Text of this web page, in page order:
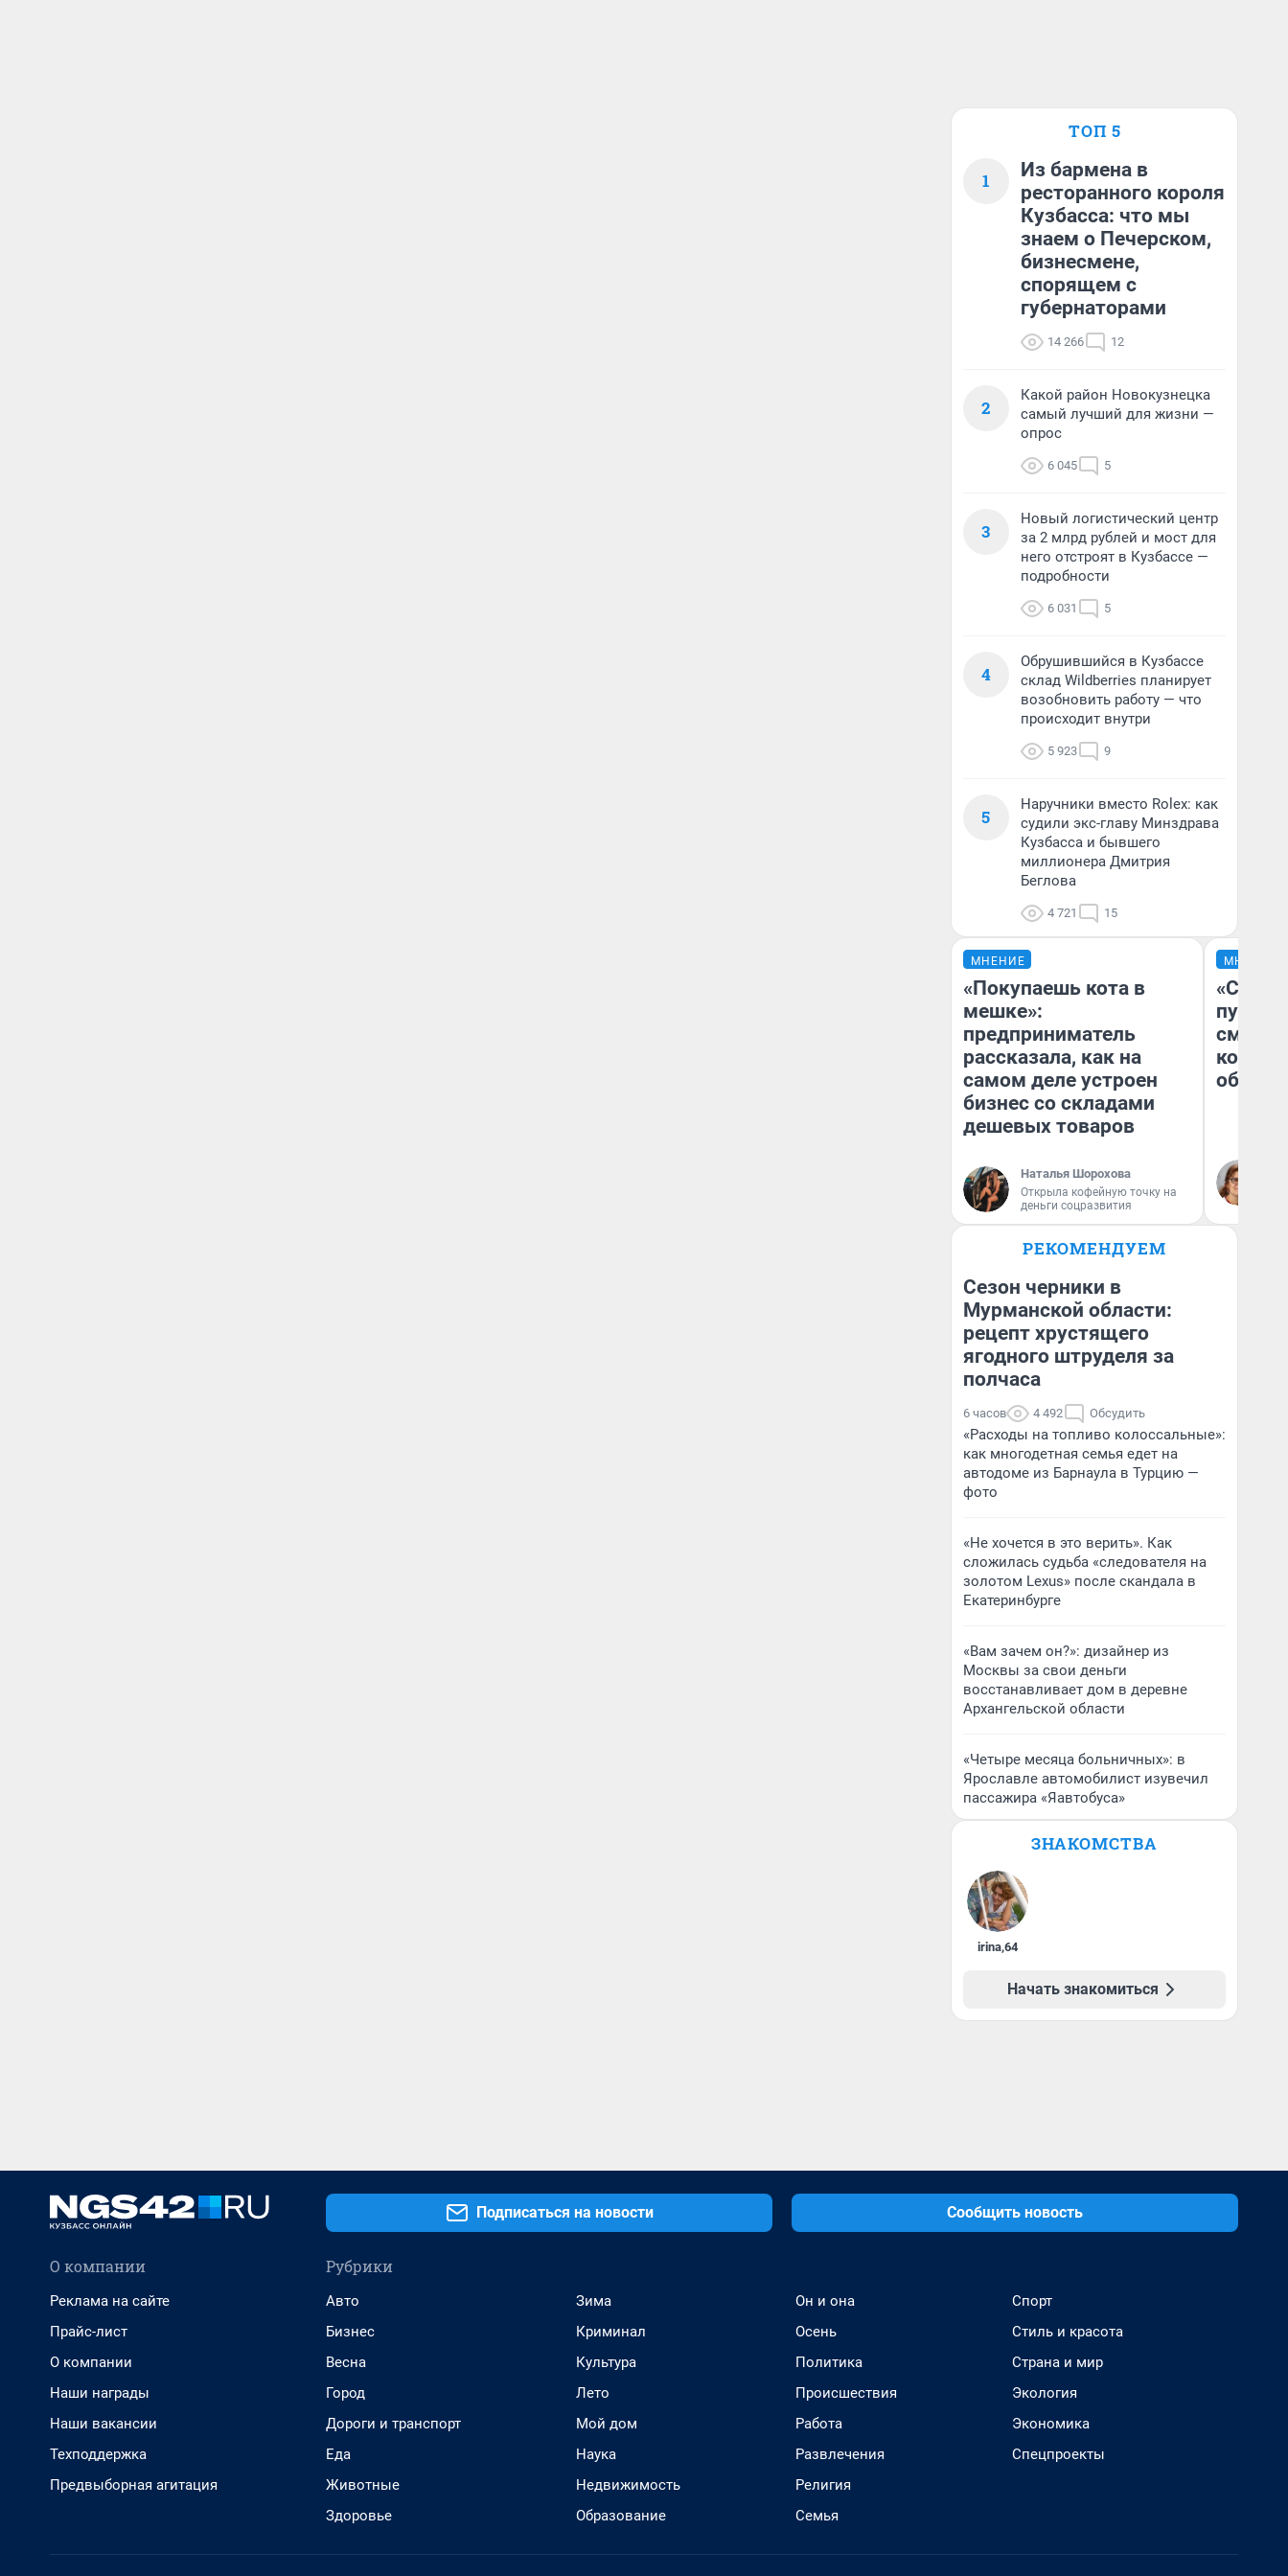
ТОП 5
1
Из бармена в
ресторанного короля
Кузбасса: что мы
знаем о Печерском,
бизнесмене,
спорящем с
губернаторами
14 266 12
2
Какой район Новокузнецка
самый лучший для жизни —
опрос
6 045 5
3
Новый логистический центр
за 2 млрд рублей и мост для
него отстроят в Кузбассе —
подробности
6 031 5
4
Обрушившийся в Кузбассе
склад Wildberries планирует
возобновить работу — что
происходит внутри
5 923 9
5
Наручники вместо Rolex: как
судили экс-главу Минздрава
Кузбасса и бывшего
миллионера Дмитрия
Беглова
4 721 15
МНЕНИЕ
«Покупаешь кота в
мешке»:
предприниматель
рассказала, как на
самом деле устроен
бизнес со складами
дешевых товаров
Наталья Шорохова
Открыла кофейную точку на
деньги соцразвития
МНЕНИЕ
РЕКОМЕНДУЕМ
Сезон черники в
Мурманской области:
рецепт хрустящего
ягодного штруделя за
полчаса
6 часов 4 492 Обсудить
«Расходы на топливо колоссальные»:
как многодетная семья едет на
автодоме из Барнаула в Турцию —
фото
«Не хочется в это верить». Как
сложилась судьба «следователя на
золотом Lexus» после скандала в
Екатеринбурге
«Вам зачем он?»: дизайнер из
Москвы за свои деньги
восстанавливает дом в деревне
Архангельской области
«Четыре месяца больничных»: в
Ярославле автомобилист изувечил
пассажира «Яавтобуса»
ЗНАКОМСТВА
irina,64
Начать знакомиться
Подписаться на новости Сообщить новость
О компании
Реклама на сайте
Прайс-лист
О компании
Наши награды
Наши вакансии
Техподдержка
Предвыборная агитация
Рубрики
Авто
Бизнес
Весна
Город
Дороги и транспорт
Еда
Животные
Здоровье
Зима
Криминал
Культура
Лето
Мой дом
Наука
Недвижимость
Образование
Он и она
Осень
Политика
Происшествия
Работа
Развлечения
Религия
Семья
Спорт
Стиль и красота
Страна и мир
Экология
Экономика
Спецпроекты